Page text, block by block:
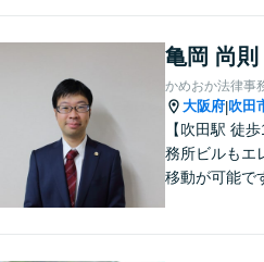
亀岡 尚則
かめおか法律事
大阪府|吹田
【吹田駅 徒
務所ビルもエ
移動が可能で